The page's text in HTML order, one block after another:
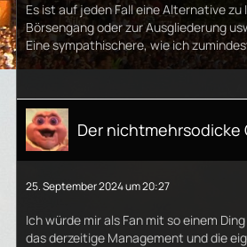
Es ist auf jeden Fall eine Alternative zu
Börsengang oder zur Ausgliederung
Eine sympathischere, wie ich
Der nichtmehrsodicke
25. September 2024 um 20:27
Ich würde mir als Fan mit so einem
das derzeitige Management und die